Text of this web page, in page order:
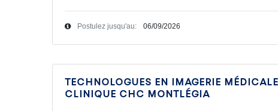
Postulez jusqu'au: 06/09/2026
Technologues en imagerie
Clinique CHC MontLégia